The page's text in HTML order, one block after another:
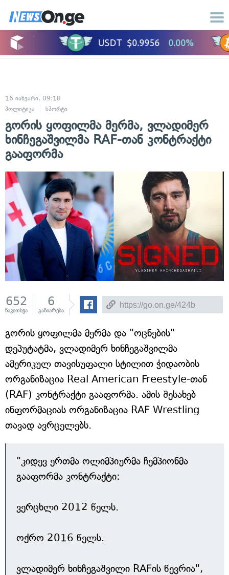
16 იანვარი, 09:18
პოლიტიკა
სპორტი
გორის ყოფილმა მერმა, ვლადიმერ
ხინჩეგაშვილმა RAF-თან კონტრაქტი
გააფორმა
652
წაკითხვა
6
გაზიარება
გორის ყოფილმა მერმა და "ოცნების"
დეპუტატმა, ვლადიმერ ხინჩეგაშვილმა
ამერიკულ თავისუფალი სტილით ჭიდაობის
ორგანიზაცია Real American Freestyle-თან
(RAF) კონტრაქტი გააფორმა. ამის შესახებ
ინფორმაციას ორგანიზაცია RAF Wrestling
თავად ავრცელებს.
"კიდევ ერთმა ოლიმპიურმა ჩემპიონმა
გააფორმა კონტრაქტი:
ვერცხლი 2012 წელს.
ოქრო 2016 წელს.
ვლადიმერ ხინჩეგაშვილი RAFის წევრია",